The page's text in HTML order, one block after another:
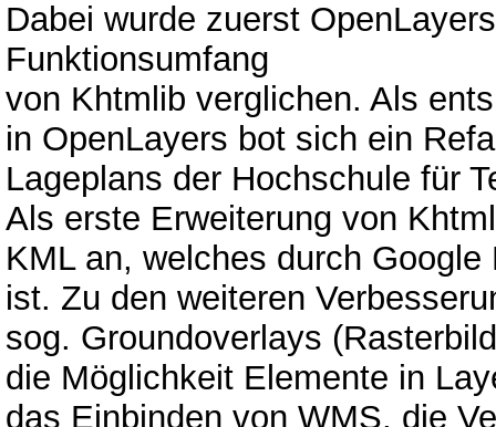
Dabei wurde zuerst
Funktionsumfang
von Khtmlib verglichen. Als
in OpenLayers bot sich ein
Lageplans der Hochschule für
Als erste Erweiterung von
KML an, welches durch
ist. Zu den weiteren
sog. Groundoverlays
die Möglichkeit Elemente in
das Einbinden von WMS, die